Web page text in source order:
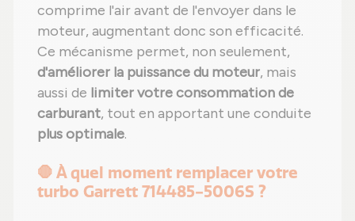
comprime l'air avant de l'envoyer dans le
moteur, augmentant donc son efficacité.
Ce mécanisme permet, non seulement,
d'améliorer la puissance du moteur, mais
aussi de limiter votre consommation de
carburant, tout en apportant une conduite
plus optimale.
🛑 À quel moment remplacer votre
turbo Garrett 714485-5006S ?